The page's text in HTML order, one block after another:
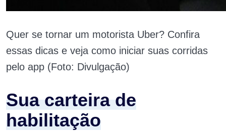
Quer se tornar um motorista Uber? Confira
essas dicas e veja como iniciar suas corridas
pelo app (Foto: Divulgação)
Sua carteira de
habilitação